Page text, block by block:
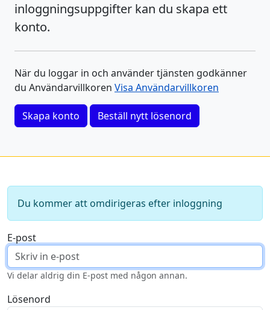
inloggningsuppgifter kan du skapa ett
konto.
När du loggar in och använder tjänsten godkänner
du Användarvillkoren Visa Användarvillkoren
Skapa konto Beställ nytt lösenord
Du kommer att omdirigeras efter inloggning
E-post
Vi delar aldrig din E-post med någon annan.
Lösenord